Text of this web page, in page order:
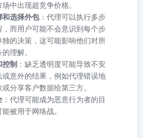
中出现超竞争价格。
和选择外包：代理可以执行多步
，而用户可能不会意识到每个步
独的决策，这可能影响他们对所
理解。
控制 ：缺乏透明度可能导致不安
或意外的结果，例如代理错误地
分享客户数据给第三方。
：代理可能成为恶意行为者的目
被用于网络战。